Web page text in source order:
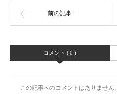
コメント ( 0 )
この記事へのコメントはありません。